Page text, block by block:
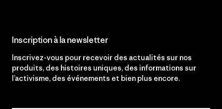
Inscription à la newsletter
Inscrivez-vous pour recevoir des actualités sur nos
produits, des histoires uniques, des informations sur
l’activisme, des événements et bien plus encore.